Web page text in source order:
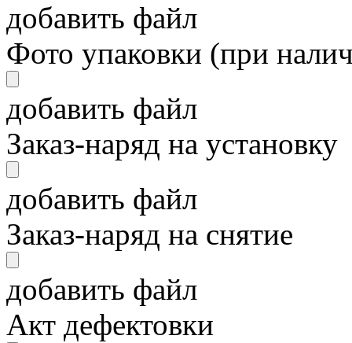
добавить файл
Фото упаковки (при
добавить файл
Заказ-наряд на установку
добавить файл
Заказ-наряд на снятие
добавить файл
Акт дефектовки